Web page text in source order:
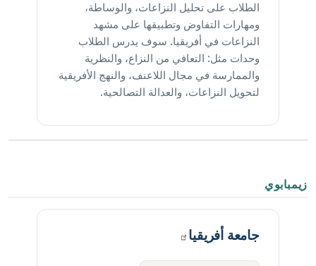
الطلاب على تحليل النزاعات، والوساطة،
ومهارات التفاوض وتطبيقها على مشهد
النزاعات في أفريقيا. سوف يدرس الطلاب
وحدات مثل: التعافي من النزاع، والنظرية
والممارسة في مجال اللاعنف، والنهج الأفريقية
لتحويل النزاعات، والعدالة التصالحية.
زيمبابوي
جامعةأفريقيا